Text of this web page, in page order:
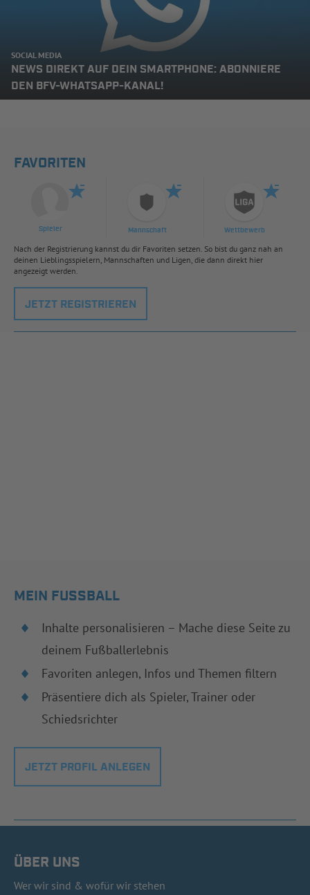
SOCIAL MEDIA
NEWS DIREKT AUF DEIN SMARTPHONE: ABONNIERE
DEN BFV-WHATSAPP-KANAL!
FAVORITEN
Spieler Mannschaft Wettbewerb
Nach der Registrierung kannst du dir Favoriten setzen. So bist du ganz nah an
deinen Lieblingsspielern, Mannschaften und Ligen, die dann direkt hier
angezeigt werden.
JETZT REGISTRIEREN
MEIN FUSSBALL
Inhalte personalisieren – Mache diese Seite zu
deinem Fußballerlebnis
Favoriten anlegen, Infos und Themen filtern
Präsentiere dich als Spieler, Trainer oder
Schiedsrichter
JETZT PROFIL ANLEGEN
ÜBER UNS
Wer wir sind & wofür wir stehen